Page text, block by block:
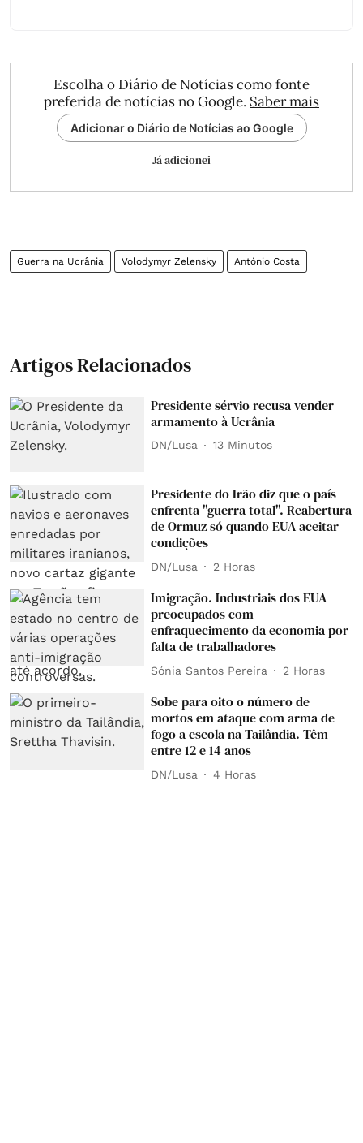
Escolha o Diário de Notícias como fonte
preferida de notícias no Google. Saber mais
Adicionar o Diário de Notícias ao Google
Já adicionei
Guerra na Ucrânia Volodymyr Zelensky António Costa
Artigos Relacionados
Presidente sérvio recusa vender
armamento à Ucrânia
DN/Lusa 13 Minutos
Presidente do Irão diz que o país
enfrenta "guerra total". Reabertura
de Ormuz só quando EUA aceitar
condições
DN/Lusa 2 Horas
Imigração. Industriais dos EUA
preocupados com
enfraquecimento da economia por
falta de trabalhadores
Sónia Santos Pereira 2 Horas
Sobe para oito o número de
mortos em ataque com arma de
fogo a escola na Tailândia. Têm
entre 12 e 14 anos
DN/Lusa 4 Horas